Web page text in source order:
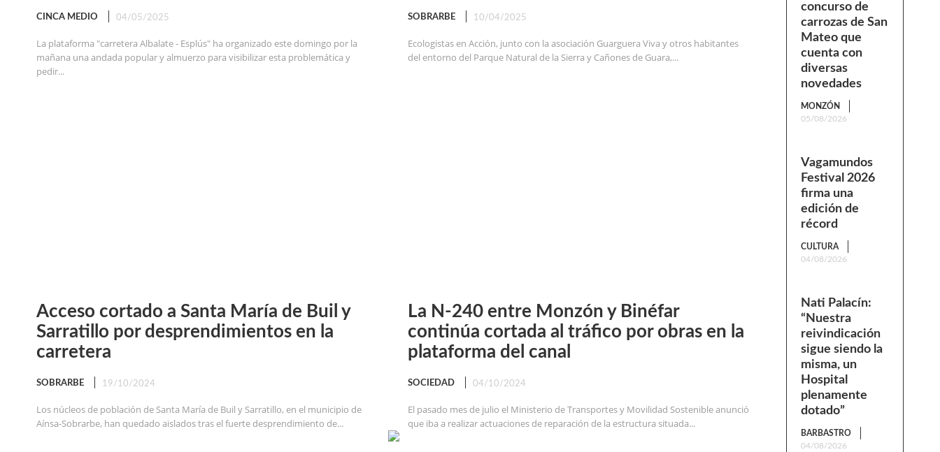
CINCA MEDIO 04/05/2025
La plataforma "carretera Albalate - Esplús" ha organizado este domingo por la
mañana una andada popular y almuerzo para visibilizar esta problemática y
pedir...
SOBRARBE 10/04/2025
Ecologistas en Acción, junto con la asociación Guarguera Viva y otros habitantes
del entorno del Parque Natural de la Sierra y Cañones de Guara,...
Acceso cortado a Santa María de Buil y
Sarratillo por desprendimientos en la
carretera
SOBRARBE 19/10/2024
Los núcleos de población de Santa María de Buil y Sarratillo, en el municipio de
Aínsa-Sobrarbe, han quedado aislados tras el fuerte desprendimiento de...
La N-240 entre Monzón y Binéfar
continúa cortada al tráfico por obras en la
plataforma del canal
SOCIEDAD 04/10/2024
El pasado mes de julio el Ministerio de Transportes y Movilidad Sostenible anunció
que iba a realizar actuaciones de reparación de la estructura situada...
concurso de
carrozas de San
Mateo que
cuenta con
diversas
novedades
MONZÓN
05/08/2026
Vagamundos
Festival 2026
firma una
edición de
récord
CULTURA
04/08/2026
Nati Palacín:
“Nuestra
reivindicación
sigue siendo la
misma, un
Hospital
plenamente
dotado”
BARBASTRO
04/08/2026